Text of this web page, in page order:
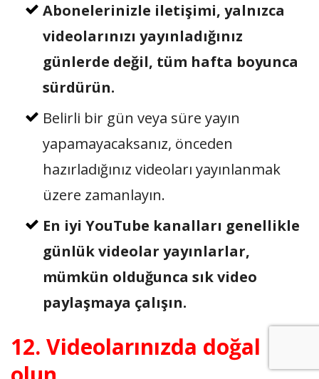
Abonelerinizle iletişimi, yalnızca
videolarınızı yayınladığınız
günlerde değil, tüm hafta boyunca
sürdürün.
Belirli bir gün veya süre yayın
yapamayacaksanız, önceden
hazırladığınız videoları yayınlanmak
üzere zamanlayın.
En iyi YouTube kanalları genellikle
günlük videolar yayınlarlar,
mümkün olduğunca sık video
paylaşmaya çalışın.
12. Videolarınızda doğal